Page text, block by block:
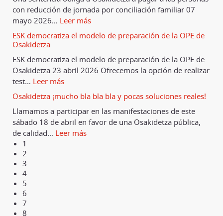
con reducción de jornada por conciliación familiar 07
mayo 2026… Leer más
ESK democratiza el modelo de preparación de la OPE de
Osakidetza
ESK democratiza el modelo de preparación de la OPE de
Osakidetza 23 abril 2026 Ofrecemos la opción de realizar
test… Leer más
Osakidetza ¡mucho bla bla bla y pocas soluciones reales!
Llamamos a participar en las manifestaciones de este
sábado 18 de abril en favor de una Osakidetza pública,
de calidad… Leer más
1
2
3
4
5
6
7
8